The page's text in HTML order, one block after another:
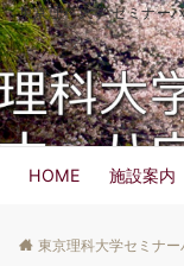
東京理科大学 セミナー
HOME 施設案内
東京理科大学セミナ